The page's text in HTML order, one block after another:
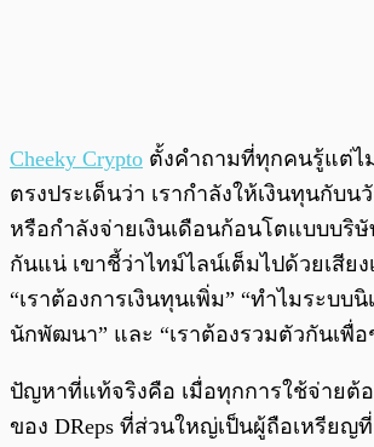
Cheeky Crypto ตั้งคำถามที่ทุกคนรู้แต่ไ
ตรงประเด็นว่า เรากำลังให้เงินทุนกับน
หรือกำลังจ่ายเงินเดือนก้อนโตแบบบริษั
กันแน่ เขาชี้ว่าไทม์ไลน์เต็มไปด้วยเสียง
“เราต้องการเงินทุนเพิ่ม” “ทำไมระบบ
นักพัฒนา” และ “เราต้องรวมตัวกันเพื่อ
ปัญหาที่แท้จริงคือ เมื่อทุกการใช้จ่ายต้
ของ DReps ที่ส่วนใหญ่เป็นผู้ถือเหรียญ